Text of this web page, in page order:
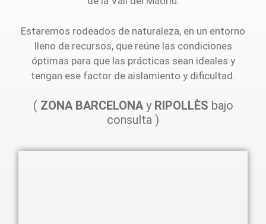
Estaremos rodeados de naturaleza, en un entorno
lleno de recursos, que reúne las condiciones
óptimas para que las prácticas sean ideales y
tengan ese factor de aislamiento y dificultad.
( ZONA BARCELONAy RIPOLLÈS bajo
consulta )